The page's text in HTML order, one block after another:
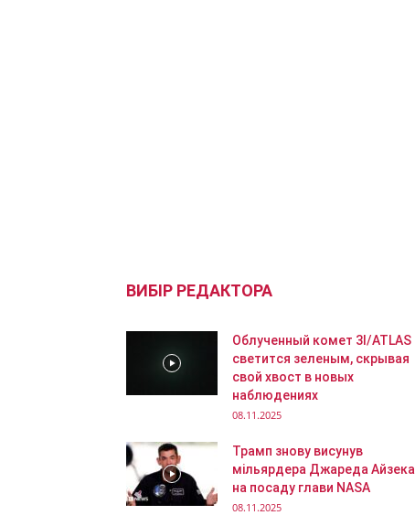
ВИБІР РЕДАКТОРА
Облученный комет 3I/ATLAS
светится зеленым, скрывая
свой хвост в новых
наблюдениях
08.11.2025
Трамп знову висунув
мільярдера Джареда Айзека
на посаду глави NASA
08.11.2025